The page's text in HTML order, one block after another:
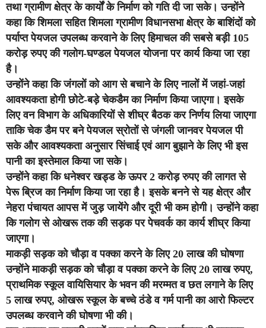
तथा ग्रामीण क्षेत्र के कार्यों के निर्माण को गति दी जा सके। उन्होंने
कहा कि शिमला सहित शिमला ग्रामीण विधानसभा क्षेत्र के बाशिंदों को
पर्याप्त पेयजल उपलब्ध करवाने के लिए हिमाचल की सबसे बड़ी 105
करोड़ रुपए की गलोग-घण्डल पेयजल योजना पर कार्य किया जा रहा
है।
उन्होंने कहा कि जंगलों को आग से बचाने के लिए नालों में जहां-जहां
आवश्यकता होगी छोटे-बड़े चेकडैम का निर्माण किया जाएगा। इसके
लिए वन विभाग के अधिकारियों से शीघ्र बैठक कर निर्णय लिया जाएगा
ताकि चेक डैम पर बने पेयजल स्रोतों से जंगली जानवर पेयजल पी
सके और आवश्यकता अनुसार सिंचाई एवं आग बुझाने के लिए भी इस
पानी का इस्तेमाल किया जा सके।
उन्होंने कहा कि धनेश्वर खड्ड के ऊपर 2 करोड़ रुपए की लागत से
पेरू ब्रिज का निर्माण किया जा रहा है। इसके बनने से यह क्षेत्र और
नेहरा पंचायत आपस में जुड़ जायेंगे और दूरी भी कम हाेगी। उन्होंने कहा
कि गलोग से ओखरू तक की सड़क पर पेचवर्क का कार्य शीघ्र किया
जाएगा।
माकड़ी सड़क को चौड़ा व पक्का करने के लिए 20 लाख की घोषणा
उन्होंने माकड़ी सड़क को चौड़ा व पक्का करने के लिए 20 लाख रुपए,
प्राथमिक स्कूल वायिसियार के भवन की मरम्मत व छत लगाने के लिए
5 लाख रुपए, ओखरू स्कूल के बच्चे ठंडे व गर्म पानी का आरो फिल्टर
उपलब्ध करवाने की घोषणा भी की।